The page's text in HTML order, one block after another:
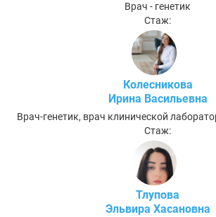
Врач - генетик
Стаж:
Колесникова
Ирина Васильевна
Врач-генетик, врач клинической
Стаж:
Тлупова
Эльвира Хасановна